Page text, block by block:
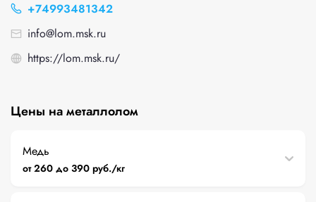
+74993481342
info@lom.msk.ru
https://lom.msk.ru/
Цены на металлолом
Медь
от 260 до 390 руб./кг